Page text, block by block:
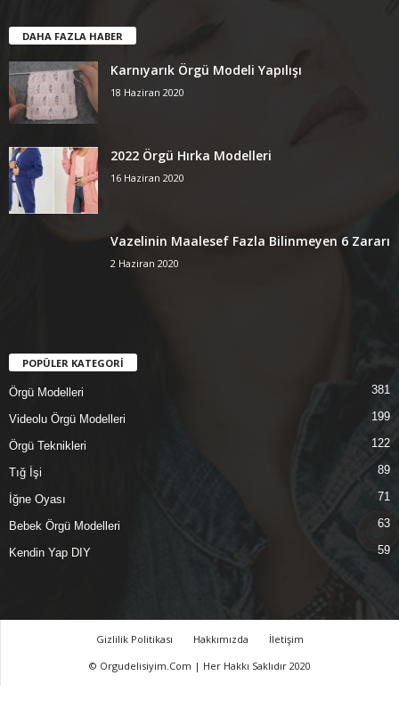
DAHA FAZLA HABER
Karnıyarık Örgü Modeli Yapılışı
18 Haziran 2020
2022 Örgü Hırka Modelleri
16 Haziran 2020
Vazelinin Maalesef Fazla Bilinmeyen 6 Zararı
2 Haziran 2020
POPÜLER KATEGORİ
Örgü Modelleri 381
Videolu Örgü Modelleri 199
Örgü Teknikleri 122
Tığ İşi 89
İğne Oyası 71
Bebek Örgü Modelleri 63
Kendin Yap DIY 59
Gizlilik Politikası Hakkımızda
İletişim
© Orgudelisiyim.Com | Her Hakkı Saklıdır 2020